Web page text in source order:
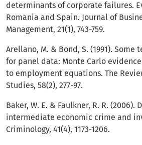
determinants of corporate failures.
Romania and Spain. Journal of
Management, 21(1), 743-759.
Arellano, M. & Bond, S. (1991). Some
for panel data: Monte Carlo
to employment equations. The
Studies, 58(2), 277-97.
Baker, W. E. & Faulkner, R. R. (2006).
intermediate economic crime and
Criminology, 41(4), 1173-1206.